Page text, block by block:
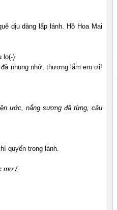
dịu dàng lấp lánh. Hồ Hoa Mai
lo(-)
nhung nhớ, thương lắm em ơi!
ước, nắng sương đã từng, câu
quyển trong lành.
mơ./.